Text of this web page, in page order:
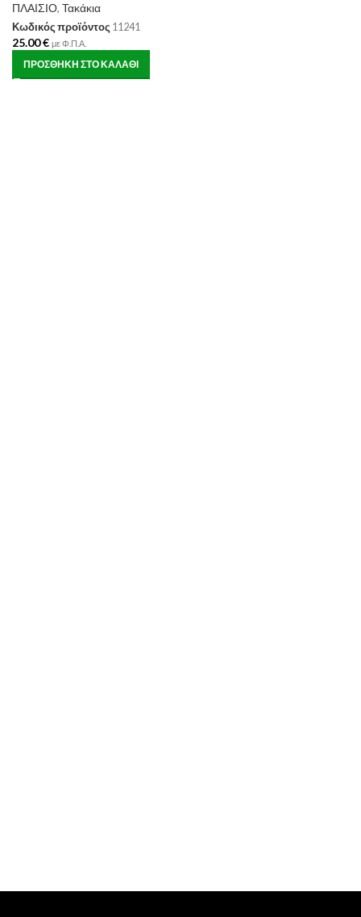
ΠΛΑΙΣΙΟ, Τακάκια
Κωδικός προϊόντος 11241
25.00€ με Φ.Π.Α.
ΠΡΟΣΘΉΚΗ ΣΤΟ ΚΑΛΆΘΙ